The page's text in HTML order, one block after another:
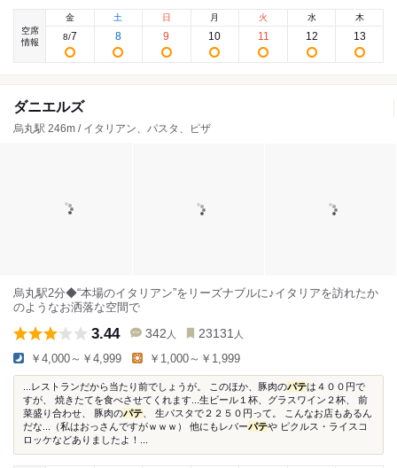
空席
情報
金
8/7
土
8
日
9
月
10
火
11
水
12
木
13
ダニエルズ
烏丸駅 246m / イタリアン、パスタ、ピザ
烏丸駅2分◆“本場のイタリアン”をリーズナブルに♪イタリアを訪れたか
のようなお洒落な空間で
3.44 342 人 23131 人
￥4,000～￥4,999 ￥1,000～￥1,999
...レストランだから当たり前でしょうが。 このほか、豚肉のパテは４００円で
すが、 焼きたてを食べさせてくれます...生ビール１杯、グラスワイン２杯、 前
菜盛り合わせ、 豚肉のパテ 、 生パスタで２２５０円って。 こんなお店もあるん
だな...（私はおっさんですがｗｗｗ） 他にもレバーパテや ピクルス・ライスコ
ロッケなどありましたよ！...